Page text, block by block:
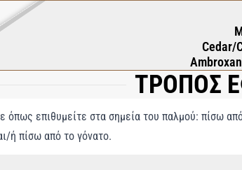
Cedar/
ΤΡΟΠΟΣ
όπως επιθυμείτε στα σημεία του παλμού: πίσω
ή πίσω από το γόνατο.